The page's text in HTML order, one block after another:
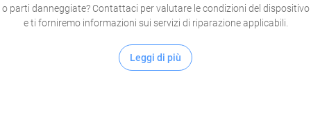
o parti danneggiate? Contattaci per valutare le condizioni del dispositivo
e ti forniremo informazioni sui servizi di riparazione applicabili.
Leggi di più